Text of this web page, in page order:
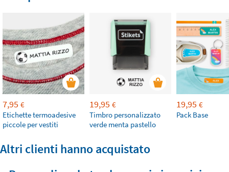
7,95 €
Etichette termoadesive
piccole per vestiti
19,95 €
Timbro personalizzato
verde menta pastello
19,95 €
Pack Base
Altri clienti hanno acquistato